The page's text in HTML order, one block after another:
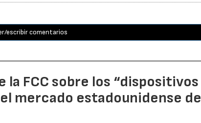
escribir comentarios
la FCC sobre los “dispositivos
mercado estadounidense de